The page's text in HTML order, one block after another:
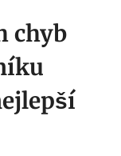
chyb